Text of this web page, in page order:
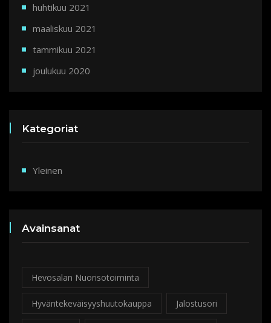
huhtikuu 2021
maaliskuu 2021
tammikuu 2021
joulukuu 2020
Kategoriat
Yleinen
Avainsanat
Hevosalan Nuorisotoiminta
Hyväntekeväisyyshuutokauppa Jalostusori